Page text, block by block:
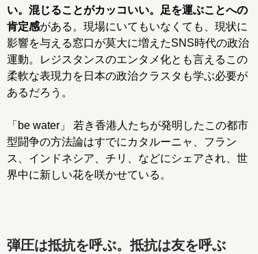
い。混じることがカッコいい。足を運ぶことへの
肯定感がある。現場にいてもいなくても、現状に
影響を与える窓口が莫大に増えたSNS時代の政治
運動。レジスタンスのエンタメ化とも言えるこの
柔軟な表現力を日本の政治クラスタも学ぶ必要が
あるだろう。
「be water」 若き香港人たちが発明したこの都市
型闘争の方法論はすでにカタルーニャ、フラン
ス、インドネシア、チリ、などにシェアされ、世
界中に新しい花を咲かせている。
弾圧は抵抗を呼ぶ。抵抗は友を呼ぶ